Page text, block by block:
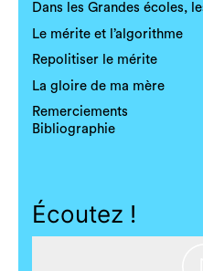
Dans les Grandes écoles,
Le mérite et l’algorithme
Repolitiser le mérite
La gloire de ma mère
Remerciements
Bibliographie
Écoutez !